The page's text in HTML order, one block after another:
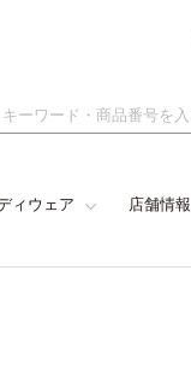
検
ィウェア 店舗情報